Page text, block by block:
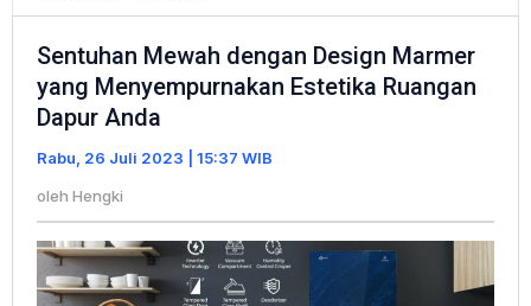
Mewah
dengan
Design
yang
Estetika
Ruangan
Dapur
Sentuhan Mewah dengan Design Marmer
yang Menyempurnakan Estetika Ruangan
Dapur Anda
Rabu, 26 Juli 2023 | 15:37 WIB
oleh Hengki